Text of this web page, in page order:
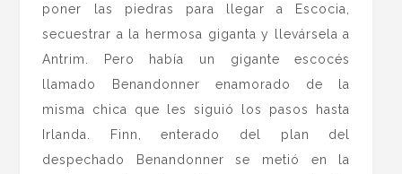
poner las piedras para llegar a Escocia,
secuestrar a la hermosa giganta y llevársela a
Antrim. Pero había un gigante escocés
llamado Benandonner enamorado de la
misma chica que les siguió los pasos hasta
Irlanda. Finn, enterado del plan del
despechado Benandonner se metió en la